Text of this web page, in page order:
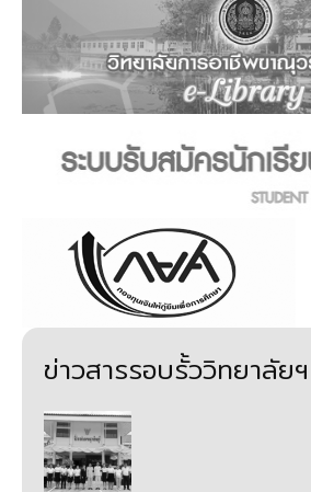
ข่าวสารรอบรั้ววิทยาลัยฯ